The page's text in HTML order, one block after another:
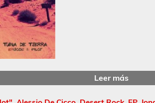
Leer más